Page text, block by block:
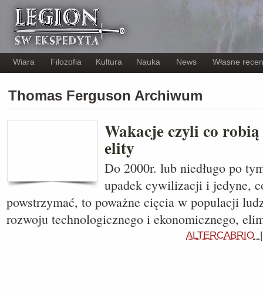
Wiara Filozofia Kultura Nauka News Własne
Thomas Ferguson Archiwum
Wakacje czyli co
elity
Do 2000r. lub niedługo po
upadek cywilizacji i jedyne,
powstrzymać, to poważne cięcia w populacji
rozwoju technologicznego i ekonomicznego,
ALTERCABRIO